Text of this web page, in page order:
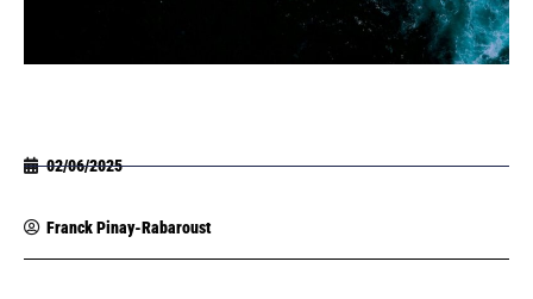
02/06/2025
Franck Pinay-Rabaroust